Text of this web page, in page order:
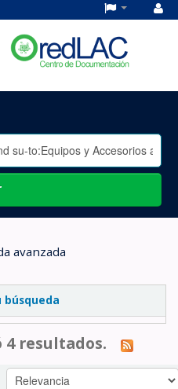
avanzada
búsqueda
4 resultados.